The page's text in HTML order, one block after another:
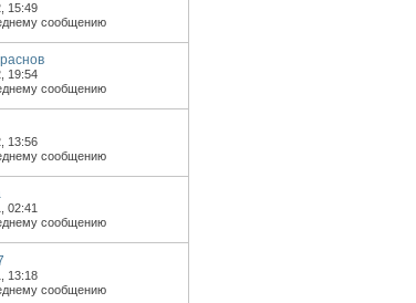
15:49
19:54
13:56
02:41
13:18